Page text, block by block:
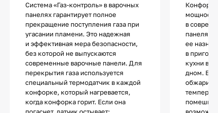
Система «Газ-контроль» в варочных
панелях гарантирует полное
прекращение поступления газа при
угасании пламени. Это надежная
и эффективная мера безопасности,
без которой не выпускаются
современные варочные панели. Для
перекрытия газа используется
специальный термодатчик в каждой
конфорке, который нагревается,
когда конфорка горит. Если она
погаснет, датчик остывает:
мощности
в
панелях.
ее
в
кухни в
дном.